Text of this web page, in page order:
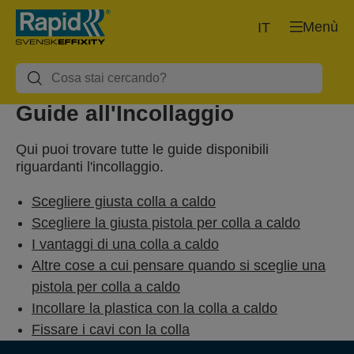
Menù
IT
Guide all'Incollaggio
Qui puoi trovare tutte le guide disponibili
riguardanti l'incollaggio.
Scegliere giusta colla a caldo
Scegliere la giusta pistola per colla a caldo
I vantaggi di una colla a caldo
Altre cose a cui pensare quando si sceglie una
pistola per colla a caldo
Incollare la plastica con la colla a caldo
Fissare i cavi con la colla